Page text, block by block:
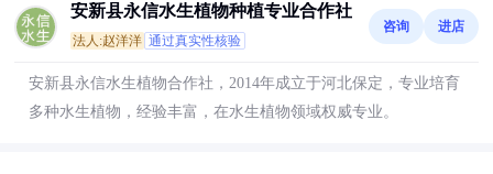
安新县永信水生植物种植专业合作社
法人:赵洋洋 通过真实性核验
咨询 进店
安新县永信水生植物合作社，2014年成立于河北保定，专业培育
多种水生植物，经验丰富，在水生植物领域权威专业。